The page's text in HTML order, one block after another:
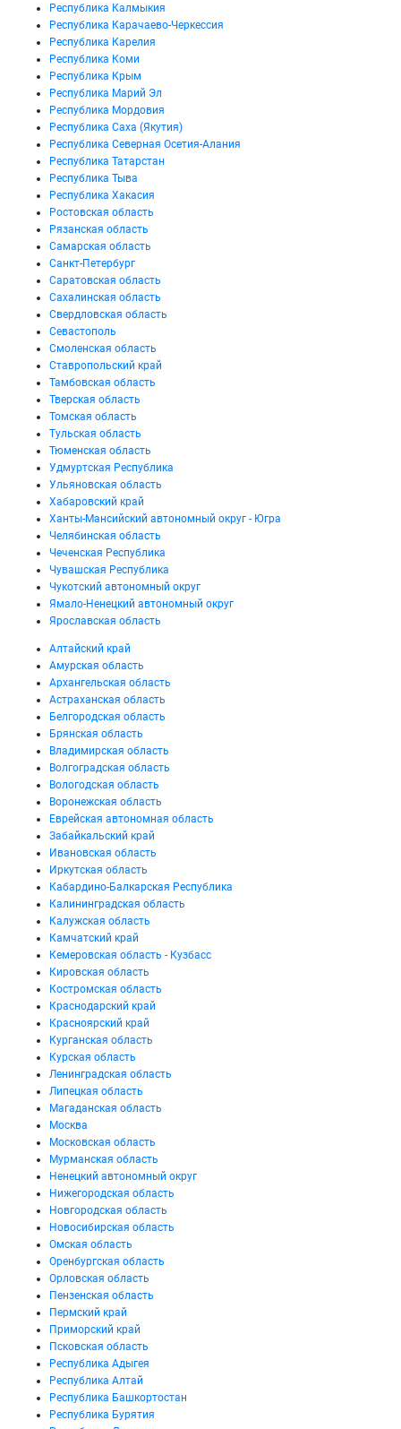
Республика Калмыкия
Республика Карачаево-Черкессия
Республика Карелия
Республика Коми
Республика Крым
Республика Марий Эл
Республика Мордовия
Республика Саха (Якутия)
Республика Северная Осетия-Алания
Республика Татарстан
Республика Тыва
Республика Хакасия
Ростовская область
Рязанская область
Самарская область
Санкт-Петербург
Саратовская область
Сахалинская область
Свердловская область
Севастополь
Смоленская область
Ставропольский край
Тамбовская область
Тверская область
Томская область
Тульская область
Тюменская область
Удмуртская Республика
Ульяновская область
Хабаровский край
Ханты-Мансийский автономный округ - Югра
Челябинская область
Чеченская Республика
Чувашская Республика
Чукотский автономный округ
Ямало-Ненецкий автономный округ
Ярославская область
Алтайский край
Амурская область
Архангельская область
Астраханская область
Белгородская область
Брянская область
Владимирская область
Волгоградская область
Вологодская область
Воронежская область
Еврейская автономная область
Забайкальский край
Ивановская область
Иркутская область
Кабардино-Балкарская Республика
Калининградская область
Калужская область
Камчатский край
Кемеровская область - Кузбасс
Кировская область
Костромская область
Краснодарский край
Красноярский край
Курганская область
Курская область
Ленинградская область
Липецкая область
Магаданская область
Москва
Московская область
Мурманская область
Ненецкий автономный округ
Нижегородская область
Новгородская область
Новосибирская область
Омская область
Оренбургская область
Орловская область
Пензенская область
Пермский край
Приморский край
Псковская область
Республика Адыгея
Республика Алтай
Республика Башкортостан
Республика Бурятия